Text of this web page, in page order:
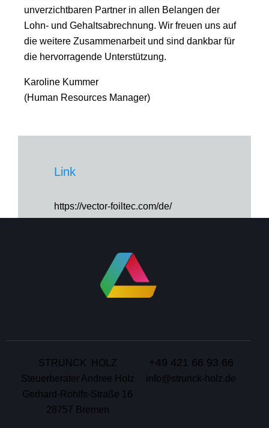
unverzichtbaren Partner in allen Belangen der
Lohn- und Gehaltsabrechnung. Wir freuen uns auf
die weitere Zusammenarbeit und sind dankbar für
die hervorragende Unterstützung.
Karoline Kummer
(Human Resources Manager)
Link
https://vector-foiltec.com/de/
STRUNCK HOLZ
Steuerberater Andree Holz
Gerhard-Rohlfs-Straße 16
28757 Bremen
+49 421 66 93 66
info@strunck-holz.de